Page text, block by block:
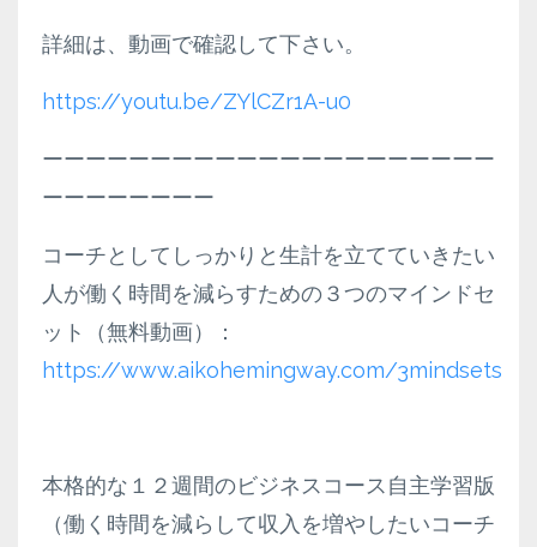
詳細は、動画で確認して下さい。
https://youtu.be/ZYlCZr1A-u0
ーーーーーーーーーーーーーーーーーーーーー
ーーーーーーーー
コーチとしてしっかりと生計を立てていきたい
人が働く時間を減らすための３つのマインドセ
ット（無料動画）：
https://www.aikohemingway.com/3mindsets
本格的な１２週間のビジネスコース自主学習版
（働く時間を減らして収入を増やしたいコーチ